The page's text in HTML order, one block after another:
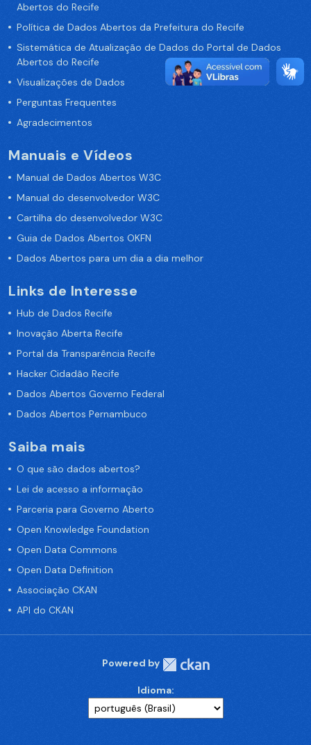
Abertos do Recife
Política de Dados Abertos da Prefeitura do Recife
Sistemática de Atualização de Dados do Portal de Dados
Abertos do Recife
Visualizações de Dados
Perguntas Frequentes
Agradecimentos
Manuais e Vídeos
Manual de Dados Abertos W3C
Manual do desenvolvedor W3C
Cartilha do desenvolvedor W3C
Guia de Dados Abertos OKFN
Dados Abertos para um dia a dia melhor
Links de Interesse
Hub de Dados Recife
Inovação Aberta Recife
Portal da Transparência Recife
Hacker Cidadão Recife
Dados Abertos Governo Federal
Dados Abertos Pernambuco
Saiba mais
O que são dados abertos?
Lei de acesso a informação
Parceria para Governo Aberto
Open Knowledge Foundation
Open Data Commons
Open Data Definition
Associação CKAN
API do CKAN
Powered by
Idioma